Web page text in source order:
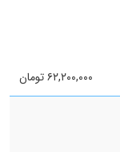
۶۲,۲۰۰,۰۰۰ تومان